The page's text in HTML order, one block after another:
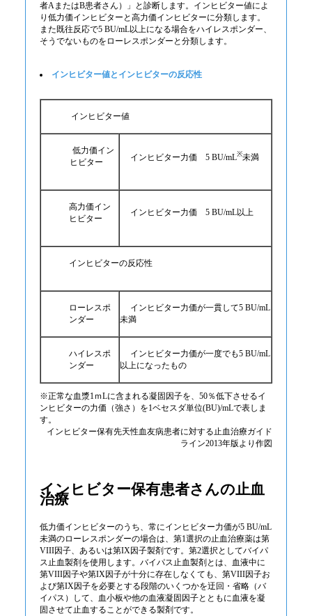
者AまたはB患者さん）」と診断します。インヒビター値によ
り低力価インヒビターと高力価インヒビターに分類します。
また既往反応で5 BU/mL以上になる場合をハイレスポンダー、
そうでないものをローレスポンダーと分類します。
インヒビター値とインヒビターの反応性
インヒビター値
低力価イン
ヒビター
インヒビター力価 5 BU/mL※未満
高力価イン
ヒビター
インヒビター力価 5 BU/mL以上
インヒビターの反応性
ローレスポ
ンダー
インヒビター力価が一貫して5 BU/mL
未満
ハイレスポ
ンダー
インヒビター力価が一度でも5 BU/mL
以上になったもの
※正常な血漿1ｍLに含まれる凝固因子を、50％低下させるイ
ンヒビターの力価（強さ）を1ベセスダ単位(BU)/mLで表しま
す。
インヒビター保有先天性血友病患者に対する止血治療ガイド
ライン2013年版より作図
インヒビター保有患者さんの止血
治療
低力価インヒビターのうち、常にインヒビター力価が5 BU/mL
未満のローレスポンダーの場合は、第1選択の止血治療薬は第
VIII因子、あるいは第IX因子製剤です。第2選択としてバイパ
ス止血製剤を使用します。バイパス止血製剤とは、血液中に
第VIII因子や第IX因子が十分に存在しなくても、第VIII因子お
よび第IX因子を必要とする段階のいくつかを迂回・省略（バ
イパス）して、血小板や他の血液凝固因子とともに血液を凝
固させて止血することができる製剤です。